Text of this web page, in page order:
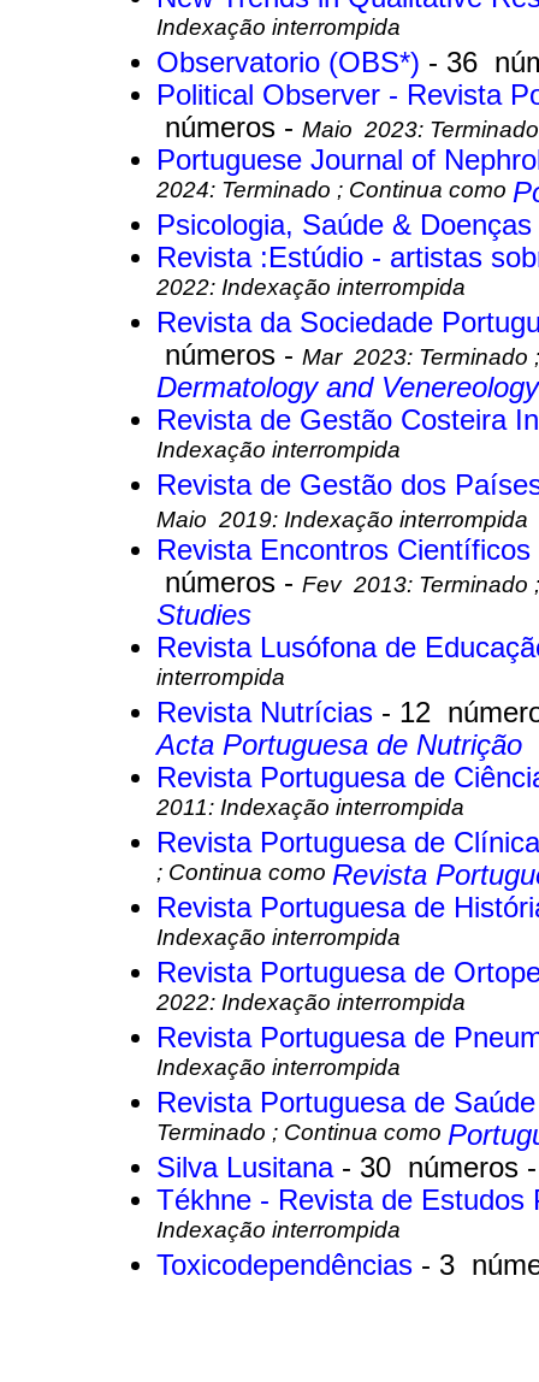
Indexação interrompida
Observatorio (OBS*) - 36
Political Observer - Revista
números - Maio 2023:
Portuguese Journal of
2024: Terminado ; Continua como
Psicologia, Saúde & Doenças
Revista :Estúdio - artistas
2022: Indexação interrompida
Revista da Sociedade
números - Mar 2023: Terminado
Dermatology and Venereology
Revista de Gestão Costeira
Indexação interrompida
Revista de Gestão dos
Maio 2019: Indexação interrompida
Revista Encontros
números - Fev 2013: Terminado
Studies
Revista Lusófona de
interrompida
Revista Nutrícias - 12
Acta Portuguesa de Nutrição
Revista Portuguesa de
2011: Indexação interrompida
Revista Portuguesa de
; Continua como Revista
Revista Portuguesa de
Indexação interrompida
Revista Portuguesa de
2022: Indexação interrompida
Revista Portuguesa de
Indexação interrompida
Revista Portuguesa de
Terminado ; Continua como
Silva Lusitana - 30 números
Tékhne - Revista de Estudos
Indexação interrompida
Toxicodependências - 3